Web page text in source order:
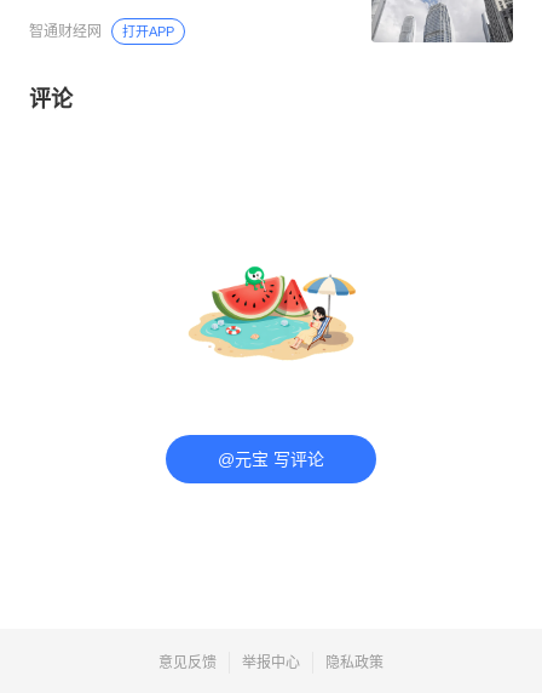
智通财经网 打开APP
评论
@元宝 写评论
意见反馈 举报中心 隐私政策